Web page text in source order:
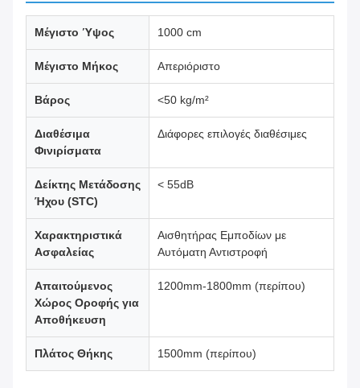
Μέγιστο Ύψος 1000 cm
Μέγιστο Μήκος Απεριόριστο
Βάρος <50 kg/m²
Διαθέσιμα
Φινιρίσματα
Διάφορες επιλογές διαθέσιμες
Δείκτης Μετάδοσης
Ήχου (STC)
< 55dB
Χαρακτηριστικά
Ασφαλείας
Αισθητήρας Εμποδίων με
Αυτόματη Αντιστροφή
Απαιτούμενος
Χώρος Οροφής για
Αποθήκευση
1200mm-1800mm (περίπου)
Πλάτος Θήκης 1500mm (περίπου)